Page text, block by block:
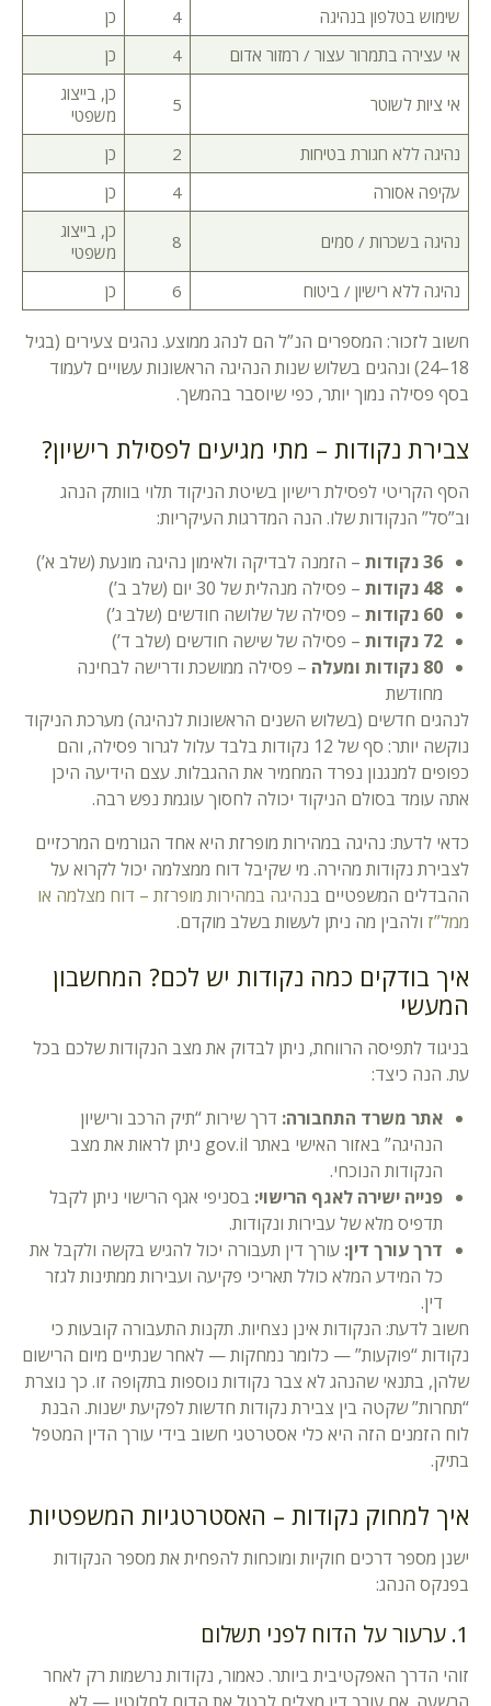
שימוש בטלפון בנהיגה
4
כן
אי עצירה בתמרור עצור / רמזור אדום
4 כן
אי ציות לשוטר 5
כן, בייצוג
משפטי
נהיגה ללא חגורת בטיחות
2
כן
עקיפה אסורה
4 כן
נהיגה בשכרות / סמים 8
כן, בייצוג
משפטי
נהיגה ללא רישיון / ביטוח
6 כן
חשוב לזכור: המספרים הנ”ל הם לנהג ממוצע. נהגים צעירים (בגיל
18–24) ונהגים בשלוש שנות הנהיגה הראשונות עשויים לעמוד
בסף פסילה נמוך יותר, כפי שיוסבר בהמשך.
צבירת נקודות – מתי מגיעים לפסילת רישיון?
הסף הקריטי לפסילת רישיון בשיטת הניקוד תלוי בוותק הנהג
וב”סל” הנקודות שלו. הנה המדרגות העיקריות:
36 נקודות
– הזמנה לבדיקה ולאימון נהיגה מונעת (שלב א’)
48 נקודות
– פסילה מנהלית של 30 יום (שלב ב’)
60 נקודות
– פסילה של שלושה חודשים (שלב ג’)
72 נקודות
– פסילה של שישה חודשים (שלב ד’)
80 נקודות ומעלה
– פסילה ממושכת ודרישה לבחינה
מחודשת
לנהגים חדשים (בשלוש השנים הראשונות לנהיגה) מערכת הניקוד
נוקשה יותר: סף של 12 נקודות בלבד עלול לגרור פסילה, והם
כפופים למנגנון נפרד המחמיר את ההגבלות. עצם הידיעה היכן
אתה עומד בסולם הניקוד יכולה לחסוך עוגמת נפש רבה.
כדאי לדעת: נהיגה במהירות מופרזת היא אחד הגורמים המרכזיים
לצבירת נקודות מהירה. מי שקיבל דוח ממצלמה יכול לקרוא על
ההבדלים המשפטיים בנהיגה במהירות מופרזת – דוח מצלמה או
ממל”ז ולהבין מה ניתן לעשות בשלב מוקדם.
איך בודקים כמה נקודות יש לכם? המחשבון
המעשי
בניגוד לתפיסה הרווחת, ניתן לבדוק את מצב הנקודות שלכם בכל
עת. הנה כיצד:
אתר משרד התחבורה: דרך שירות “תיק הרכב ורישיון
הנהיגה” באזור האישי באתר gov.il ניתן לראות את מצב
הנקודות הנוכחי.
פנייה ישירה לאגף הרישוי: בסניפי אגף הרישוי ניתן לקבל
תדפיס מלא של עבירות ונקודות.
דרך עורך דין: עורך דין תעבורה יכול להגיש בקשה ולקבל את
כל המידע המלא כולל תאריכי פקיעה ועבירות ממתינות לגזר
דין.
חשוב לדעת: הנקודות אינן נצחיות. תקנות התעבורה קובעות כי
נקודות “פוקעות” — כלומר נמחקות — לאחר שנתיים מיום הרישום
שלהן, בתנאי שהנהג לא צבר נקודות נוספות בתקופה זו. כך נוצרת
“תחרות” שקטה בין צבירת נקודות חדשות לפקיעת ישנות. הבנת
לוח הזמנים הזה היא כלי אסטרטגי חשוב בידי עורך הדין המטפל
בתיק.
איך למחוק נקודות – האסטרטגיות המשפטיות
ישנן מספר דרכים חוקיות ומוכחות להפחית את מספר הנקודות
בפנקס הנהג:
1. ערעור על הדוח לפני תשלום
זוהי הדרך האפקטיבית ביותר. כאמור, נקודות נרשמות רק לאחר